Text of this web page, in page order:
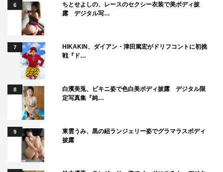
6
ちとせよしの、レースのセクシー衣装で美ボディ披
露 デジタル写…
7
HIKAKIN、ダイアン・津田篤宏がドリフコントに初挑
戦『ド…
8
白濱美兎、ビキニ姿で色白美ボディ披露 デジタル限
定写真集『純…
9
東雲うみ、黒の紐ランジェリー姿でグラマラスボディ
披露